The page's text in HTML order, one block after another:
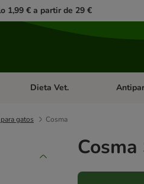
1,99 € a partir de 29 €
abierto: Perros
Menú de categoria abierto: Gatos
Dieta Vet. Menú
gatos Cosma